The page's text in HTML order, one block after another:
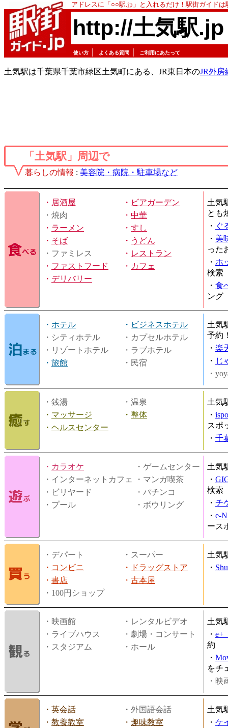
アドレスに「○○駅.jp」と入れるだけ！駅街ガイド
http://土気駅.jp
使い方 よくある質問 ご利用にあたって
土気駅は千葉県千葉市緑区土気町にある、JR東日本のJR外房
「土気駅」周辺で
暮らしの情報 : 美容院・病院・駐車場など
・ 居酒屋 ・ ビアガーデン
・焼肉
・ 中華
・ ラーメン ・ すし
・ そば ・ うどん
・ファミレス
・ レストラン
・ ファストフード ・ カフェ
・ デリバリー
土気
とも
・ ぐ
・ 美
った
・ ホ
検索
・ 食
ング
・ ホテル ・ ビジネスホテル
・シティホテル
・カプセルホテル
・リゾートホテル
・ラブホテル
・ 旅館 ・民宿
土気
予約
・ 楽
・ じ
・
・銭湯
・温泉
・ マッサージ ・ 整体
・ ヘルスセンター
土気
・
スポ
・ 千
・ カラオケ
・ゲームセンター
・インターネットカフェ
・マンガ喫茶
・ビリヤード
・パチンコ
・プール
・ボウリング
土気
・
検索
・ チ
・ e-
ース
・デパート
・スーパー
・ コンビニ ・
ドラッグストア
・ 書店 ・ 古本屋
・100円ショップ
土気
・
・映画館
・レンタルビデオ
・ライブハウス
・劇場・コンサート
・スタジアム
・ホール
土気
・ e+
約
・
をチ
・映
・ 英会話
・外国語会話
・ 教養教室 ・ 趣味教室
土気
・ ケ